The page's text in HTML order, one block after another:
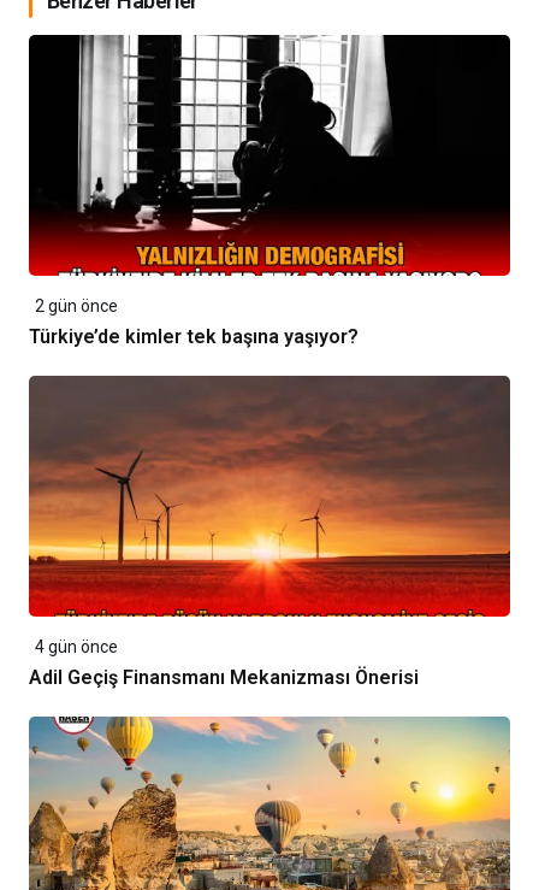
2 gün önce
Türkiye’de kimler tek başına yaşıyor?
4 gün önce
Adil Geçiş Finansmanı Mekanizması Önerisi